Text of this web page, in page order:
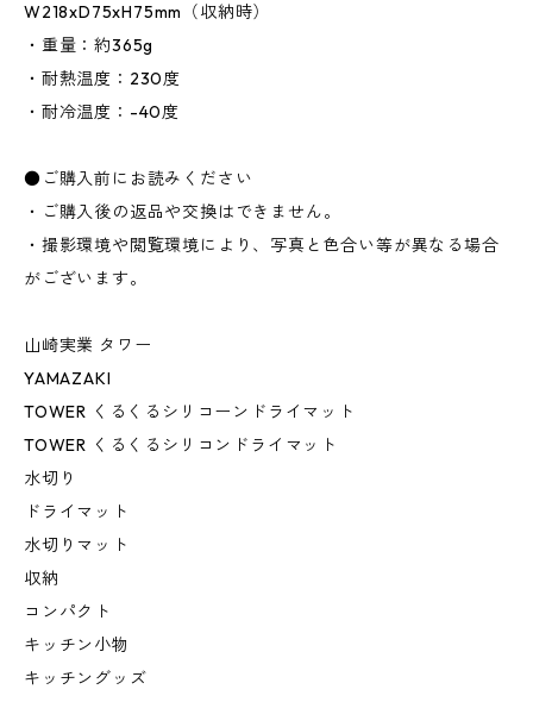
W218xD75xH75mm（収納時）
・重量：約365g
・耐熱温度：230度
・耐冷温度：-40度
●ご購入前にお読みください
・ご購入後の返品や交換はできません。
・撮影環境や閲覧環境により、写真と色合い等が異なる場合
がございます。
山崎実業 タワー
YAMAZAKI
TOWER くるくるシリコーンドライマット
TOWER くるくるシリコンドライマット
水切り
ドライマット
水切りマット
収納
コンパクト
キッチン小物
キッチングッズ